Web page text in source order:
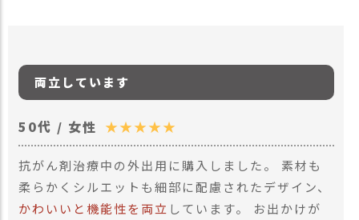
両立しています
50代 / 女性 ★★★★★
抗がん剤治療中の外出用に購入しました。 素材も
柔らかくシルエットも細部に配慮されたデザイン、
かわいいと機能性を両立 しています。 お出かけが